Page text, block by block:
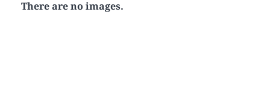
There are no images.